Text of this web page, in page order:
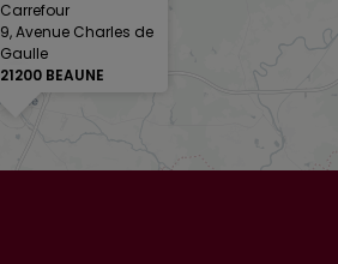
Carrefour
9, Avenue Charles de
Gaulle
21200 BEAUNE